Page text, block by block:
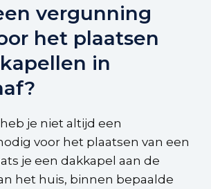
vergunning
het plaatsen
in
je niet altijd een
voor het plaatsen van een
je een dakkapel aan de
het huis, binnen bepaalde